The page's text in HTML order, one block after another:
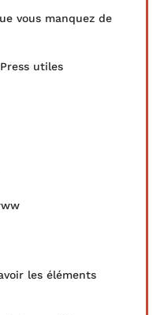
vous manquez de
utiles
les éléments